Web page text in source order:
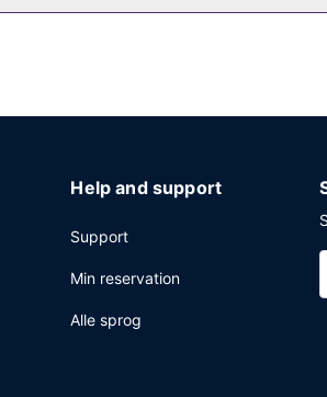
Help and support
Support
Min reservation
Alle sprog